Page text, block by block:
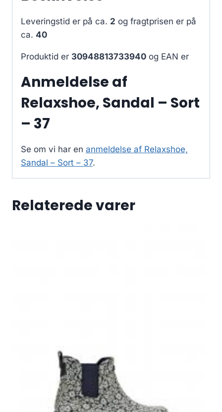
Leveringstid er på ca. 2 og fragtprisen er på
ca. 40
Produktid er 30948813733940 og EAN er
Anmeldelse af
Relaxshoe, Sandal – Sort
– 37
Se om vi har en anmeldelse af Relaxshoe,
Sandal – Sort – 37.
Relaterede varer